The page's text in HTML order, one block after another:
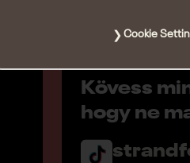
Kövess
hogy ne
Cookie